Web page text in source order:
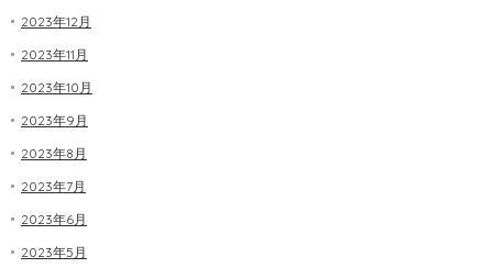
2023年12月
2023年11月
2023年10月
2023年9月
2023年8月
2023年7月
2023年6月
2023年5月